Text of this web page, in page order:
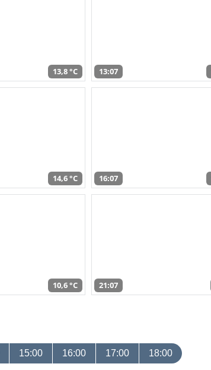
13,8 °C 13:07
14,6 °C 16:07
10,6 °C 21:07
15:00 16:00 17:00 18:00